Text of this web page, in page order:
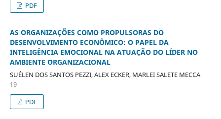
PDF
AS ORGANIZAÇÕES COMO PROPULSORAS DO
DESENVOLVIMENTO ECONÔMICO: O PAPEL DA
INTELIGÊNCIA EMOCIONAL NA ATUAÇÃO DO LÍDER NO
AMBIENTE ORGANIZACIONAL
SUÉLEN DOS SANTOS PEZZI, ALEX ECKER, MARLEI SALETE MECCA
19
PDF